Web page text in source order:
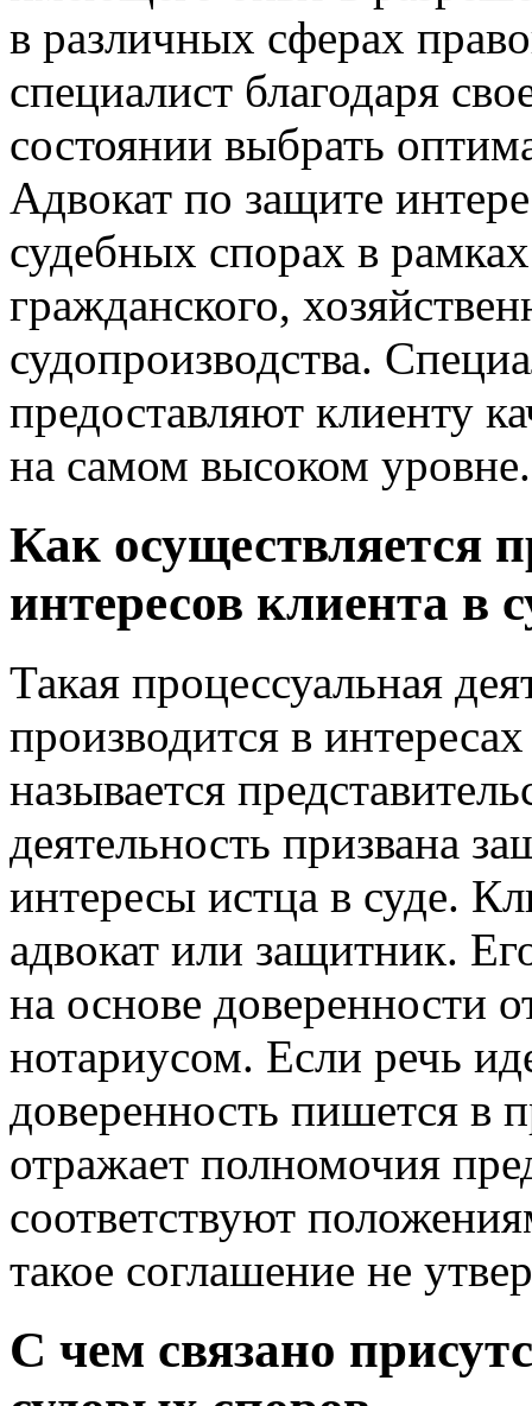
в различных сферах
специалист благодаря
состоянии выбрать
Адвокат по защите
судебных спорах в
гражданского,
судопроизводства.
предоставляют клиенту
на самом высоком уровне.
Как осуществляется
интересов клиента в
Такая процессуальная
производится в
называется
деятельность призвана
интересы истца в суде.
адвокат или защитник.
на основе доверенности
нотариусом. Если речь
доверенность пишется в
отражает полномочия
соответствуют
такое соглашение не
С чем связано